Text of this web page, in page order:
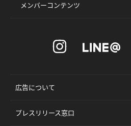
メンバーコンテンツ
広告について
プレスリリース窓口